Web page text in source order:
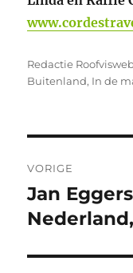
Auteur
Redactie
Buitenland, In de
navigatie
VORIGE
Vorig
bericht:
Jan